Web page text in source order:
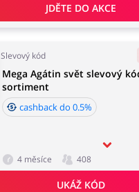
JDĚTE DO AKCE
Slevový kód
Mega Agátin svět slevový
sortiment
cashback do 0.5%
4 měsíce 408
UKÁŽ KÓD